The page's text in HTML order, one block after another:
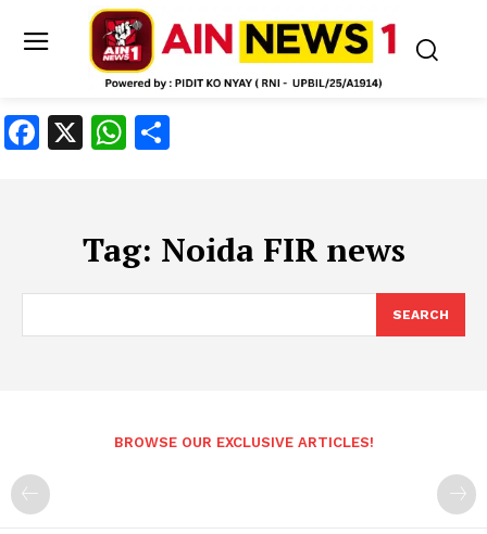
Facebook
X WhatsApp
Tag: Noida FIR news
SEARCH
BROWSE OUR EXCLUSIVE ARTICLES!